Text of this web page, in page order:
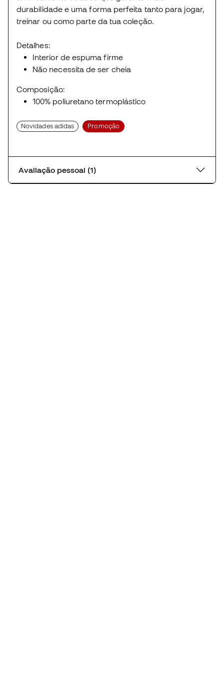
durabilidade e uma forma perfeita tanto para jogar,
treinar ou como parte da tua coleção.
Detalhes:
Interior de espuma firme
Não necessita de ser cheia
Composição:
100% poliuretano termoplástico
Novidades adidas Promoção
Avaliação pessoal (1)